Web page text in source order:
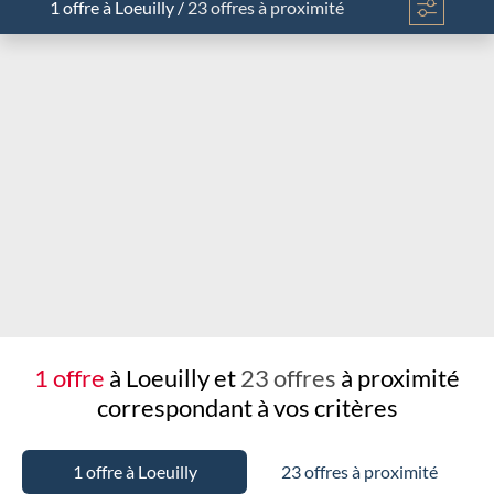
1 offreà Loeuilly / 23 offres à proximité
1 offre à Loeuilly et23 offres à proximité
correspondant à vos critères
1 offre à Loeuilly 23 offres à proximité